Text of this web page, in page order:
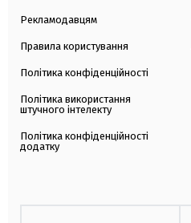
Рекламодавцям
Правила користування
Політика конфіденційності
Політика використання
штучного інтелекту
Політика конфіденційності
додатку